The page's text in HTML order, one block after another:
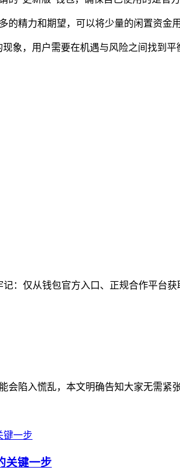
精力和期望，可以将少量的闲置资金
象，用户需要在机遇与风险之间找到
：仅从钱包官方入口、正规合作平台
会陷入慌乱，本文明确告知大家无需
关键一步